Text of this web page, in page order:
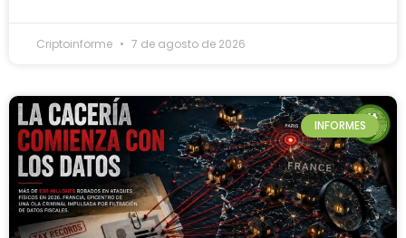
Criptoinforme 7 de agosto de 2026
INFORMES